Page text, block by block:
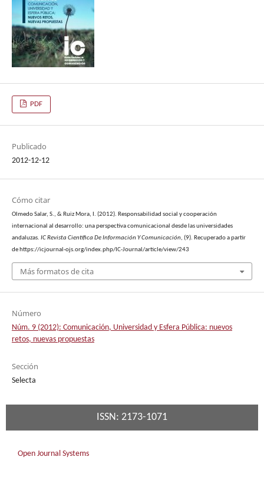
PDF
Publicado
2012-12-12
Cómo citar
Olmedo Salar, S., & Ruiz Mora, I. (2012). Responsabilidad social y cooperación
internacional al desarrollo: una perspectiva comunicacional desde las universidades
andaluzas. IC Revista Científica De Información Y Comunicación, (9). Recuperado a partir
de https://icjournal-ojs.org/index.php/IC-Journal/article/view/243
Más formatos de cita
Número
Núm. 9 (2012): Comunicación, Universidad y Esfera Pública: nuevos
retos, nuevas propuestas
Sección
Selecta
ISSN: 2173-1071
Open Journal Systems